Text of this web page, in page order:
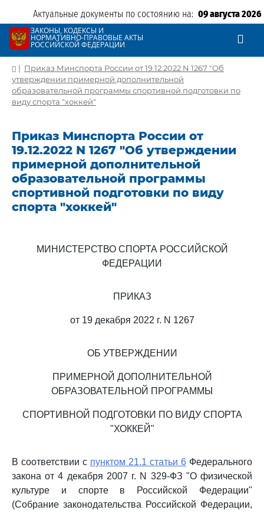
Актуальные документы по состоянию на: 09 августа 2026
ЗАКОНЫ, КОДЕКСЫ И
НОРМАТИВНО-ПРАВОВЫЕ АКТЫ
РОССИЙСКОЙ ФЕДЕРАЦИИ
| Приказ Минспорта России от 19.12.2022 N 1267 "Об
утверждении примерной дополнительной
образовательной программы спортивной подготовки по
виду спорта "хоккей"
Приказ Минспорта России от
19.12.2022 N 1267 "Об утверждении
примерной дополнительной
образовательной программы
спортивной подготовки по виду
спорта "хоккей"
МИНИСТЕРСТВО СПОРТА РОССИЙСКОЙ
ФЕДЕРАЦИИ
ПРИКАЗ
от 19 декабря 2022 г. N 1267
ОБ УТВЕРЖДЕНИИ
ПРИМЕРНОЙ ДОПОЛНИТЕЛЬНОЙ
ОБРАЗОВАТЕЛЬНОЙ ПРОГРАММЫ
СПОРТИВНОЙ ПОДГОТОВКИ ПО ВИДУ СПОРТА
"ХОККЕЙ"
В соответствии с пунктом 21.1 статьи 6 Федерального
закона от 4 декабря 2007 г. N 329-ФЗ "О физической
культуре и спорте в Российской Федерации"
(Собрание законодательства Российской Федерации,